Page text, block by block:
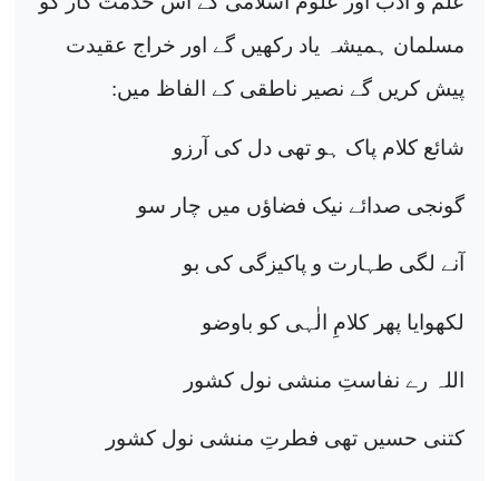
مسلمان ہمیشہ یاد رکھیں گے اور خراج عقیدت
پیش کریں گے نصیر ناطقی کے الفاظ میں:
شائع کلام پاک ہو تھی دل کی آرزو
گونجی صدائے نیک فضاؤں میں چار سو
آنے لگی طہارت و پاکیزگی کی بو
لکھوایا پھر کلامِ الٰہی کو باوضو
اللہ رے نفاستِ منشی نول کشور
کتنی حسیں تھی فطرتِ منشی نول کشور